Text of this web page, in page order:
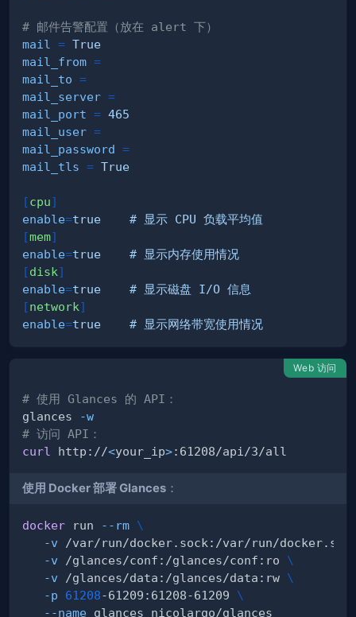
# 邮件告警配置（放在 alert 下）
mail
= True
mail_from =
mail_to =
mail_server =
mail_port = 465
mail_user =
mail_password =
mail_tls = True
[cpu]
enable=true    # 显示 CPU 负载平均值
[mem]
enable=true    # 显示内存使用情况
[disk]
enable=true    # 显示磁盘 I/O 信息
[network]
enable=true    # 显示网络带宽使用情况
Web 访问
# 使用 Glances 的 API：
glances
-w
# 访问 API：
curl
http://<your_ip>
使用 Docker 部署 Glances ：
docker run --rm \
-v /var/run/docker.sock:/var/run/
-v /glances/conf:/glances/conf:ro \
-v /glances/data:/glances/data:rw \
-p
61208-61209:61208-61209 \
--name